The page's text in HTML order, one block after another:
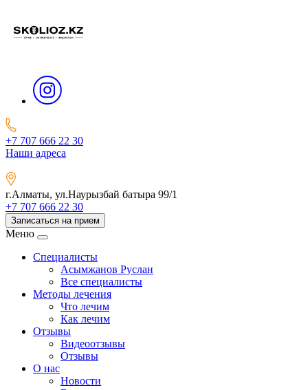
+7 707 666 22 30
Наши адреса
г.Алматы, ул.Наурызбай батыра 99/1
+7 707 666 22 30
Записаться на прием
Меню
Специалисты
Асымжанов Руслан
Все специалисты
Методы лечения
Что лечим
Как лечим
Отзывы
Видеоотзывы
Отзывы
О нас
Новости